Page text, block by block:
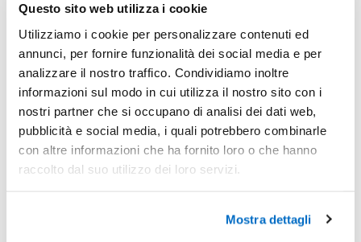
Questo sito web utilizza i cookie
Utilizziamo i cookie per personalizzare contenuti ed
annunci, per fornire funzionalità dei social media e per
analizzare il nostro traffico. Condividiamo inoltre
informazioni sul modo in cui utilizza il nostro sito con i
nostri partner che si occupano di analisi dei dati web,
pubblicità e social media, i quali potrebbero combinarle
con altre informazioni che ha fornito loro o che hanno
raccolto dal suo utilizzo dei loro servizi.
Mostra dettagli
Codice : 137147
Borsa Graket 100%
Codice : 156785
Shopper Inca in Cotone
La Shopper Inca è una borsa